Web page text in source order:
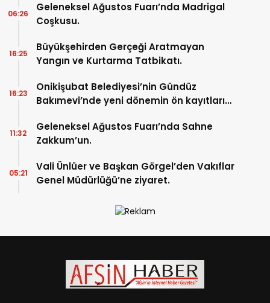
Geleneksel Ağustos Fuarı’nda Madrigal
Coşkusu.
06:26
Büyükşehirden Gerçeği Aratmayan
Yangın ve Kurtarma Tatbikatı.
16:25
Onikişubat Belediyesi’nin Gündüz
Bakımevi’nde yeni dönemin ön kayıtları
16:23
Geleneksel Ağustos Fuarı’nda Sahne
Zakkum’un.
11:32
Vali Ünlüer ve Başkan Görgel’den Vakıflar
Genel Müdürlüğü’ne ziyaret.
05:21